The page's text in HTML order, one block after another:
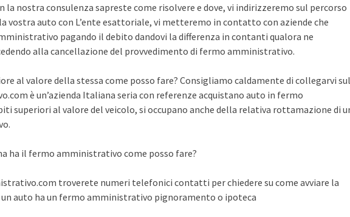
la nostra consulenza sapreste come risolvere e dove, vi indirizzeremo sul percorso
vostra auto con L’ente esattoriale, vi metteremo in contatto con aziende che
pagando il debito dandovi la differenza in contanti qualora ne
alla cancellazione del provvedimento di fermo amministrativo.
al valore della stessa come posso fare? Consigliamo caldamente di collegarvi sul
è un’azienda Italiana seria con referenze acquistano auto in fermo
superiori al valore del veicolo, si occupano anche della relativa rottamazione di
ha il fermo amministrativo come posso fare?
troverete numeri telefonici contatti per chiedere su come avviare la
auto ha un fermo amministrativo pignoramento o ipoteca